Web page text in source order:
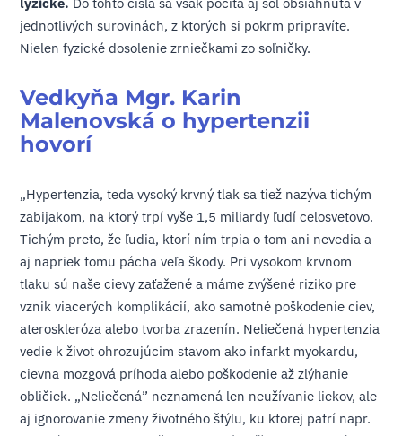
lyžičke. Do tohto čísla sa však počíta aj soľ obsiahnutá v
jednotlivých surovinách, z ktorých si pokrm pripravíte.
Nielen fyzické dosolenie zrniečkami zo soľničky.
Vedkyňa Mgr. Karin
Malenovská o hypertenzii
hovorí
„Hypertenzia, teda vysoký krvný tlak sa tiež nazýva tichým
zabijakom, na ktorý trpí vyše 1,5 miliardy ľudí celosvetovo.
Tichým preto, že ľudia, ktorí ním trpia o tom ani nevedia a
aj napriek tomu pácha veľa škody. Pri vysokom krvnom
tlaku sú naše cievy zaťažené a máme zvýšené riziko pre
vznik viacerých komplikácií, ako samotné poškodenie ciev,
ateroskleróza alebo tvorba zrazenín. Neliečená hypertenzia
vedie k život ohrozujúcim stavom ako infarkt myokardu,
cievna mozgová príhoda alebo poškodenie až zlýhanie
obličiek. „Neliečená” neznamená len neužívanie liekov, ale
aj ignorovanie zmeny životného štýlu, ku ktorej patrí napr.